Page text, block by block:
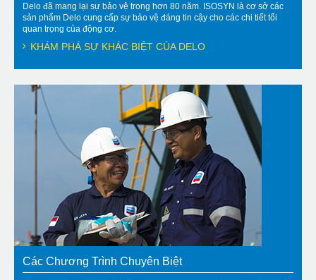
Delo đã mang lại sự bảo vệ trong hơn 80 năm. ISOSYN là cơ sở các
sản phẩm Delo cung cấp sự bảo vệ đáng tin cậy cho các chi tiết tối
quan trọng của động cơ.
KHÁM PHÁ SỰ KHÁC BIỆT CỦA DELO
Các Chương Trình Chuyên Biệt